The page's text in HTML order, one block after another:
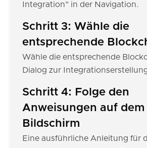
Integration" in der Navigation.
Schritt 3: Wähle die
entsprechende
Wähle die entsprechende
Dialog zur
Schritt 4: Folge den
Anweisungen auf dem
Bildschirm
Eine ausführliche Anleitung für